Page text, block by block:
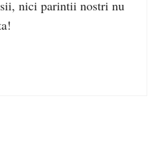
nici parintii nostri nu